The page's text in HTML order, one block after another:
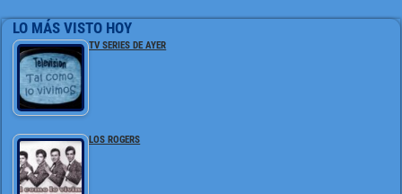
LO MÁS VISTO HOY
TV SERIES DE AYER
LOS ROGERS